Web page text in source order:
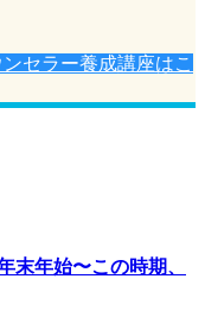
セラー養成講座はこ
末年始〜この時期、